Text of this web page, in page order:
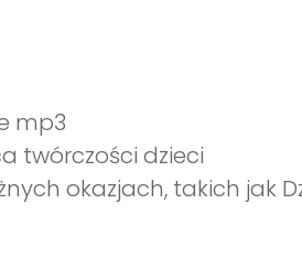
mp3
twórczości dzieci
okazjach, takich jak